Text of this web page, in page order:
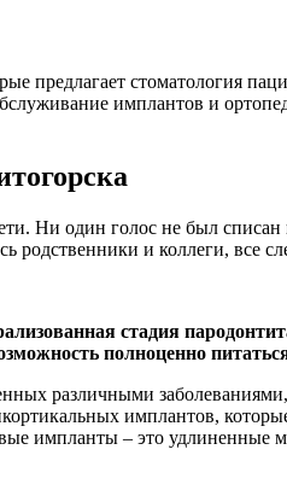
предлагает стоматология
имплантов и
Ни один голос не был
родственники и коллеги, все
стадия
полноценно
различными
имплантов,
импланты – это удлиненные